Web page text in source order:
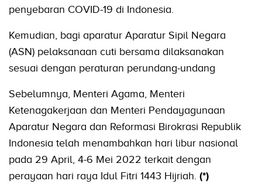
penyebaran COVID-19 di Indonesia.
Kemudian, bagi aparatur Aparatur Sipil Negara
(ASN) pelaksanaan cuti bersama dilaksanakan
sesuai dengan peraturan perundang-undang
Sebelumnya, Menteri Agama, Menteri
Ketenagakerjaan dan Menteri Pendayagunaan
Aparatur Negara dan Reformasi Birokrasi Republik
Indonesia telah menambahkan hari libur nasional
pada 29 April, 4-6 Mei 2022 terkait dengan
perayaan hari raya Idul Fitri 1443 Hijriah. (*)